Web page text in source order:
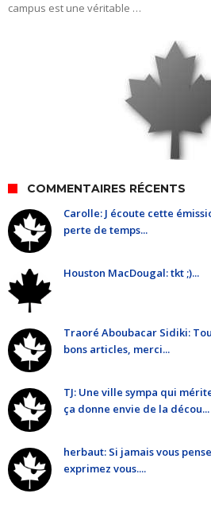
campus est une véritable …
COMMENTAIRES RÉCENTS
Carolle: J écoute cette
perte de temps...
Houston MacDougal: tkt ;)...
Traoré Aboubacar Sidiki:
bons articles, merci...
TJ: Une ville sympa qui
ça donne envie de la décou...
herbaut: Si jamais vous
exprimez vous....